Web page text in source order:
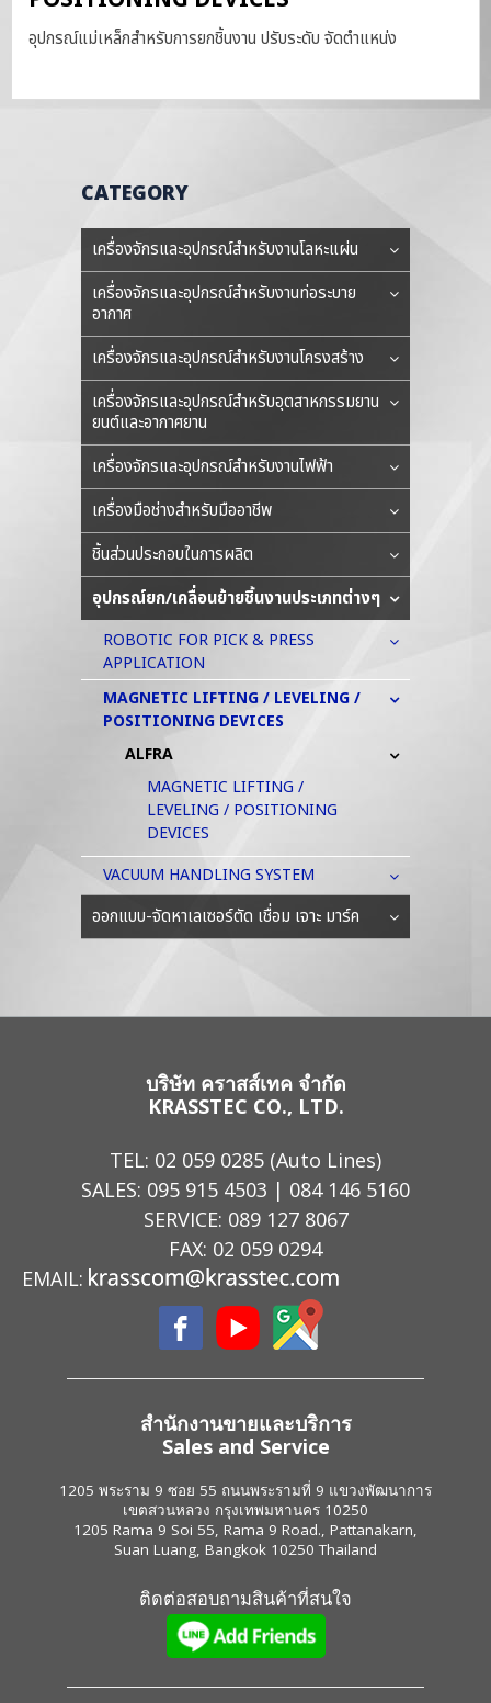
อุปกรณ์แม่เหล็กสำหรับการยกชิ้นงาน ปรับระดับ จัดตำแหน่ง
CATEGORY
เครื่องจักรและอุปกรณ์สำหรับงานโลหะแผ่น
เครื่องจักรและอุปกรณ์สำหรับงานท่อระบาย
อากาศ
เครื่องจักรและอุปกรณ์สำหรับงานโครงสร้าง
เครื่องจักรและอุปกรณ์สำหรับอุตสาหกรรมยาน
ยนต์และอากาศยาน
เครื่องจักรและอุปกรณ์สำหรับงานไฟฟ้า
เครื่องมือช่างสำหรับมืออาชีพ
ชิ้นส่วนประกอบในการผลิต
อุปกรณ์ยก/เคลื่อนย้ายชิ้นงานประเภทต่างๆ
ROBOTIC FOR PICK & PRESS
APPLICATION
MAGNETIC LIFTING / LEVELING /
POSITIONING DEVICES
ALFRA
MAGNETIC LIFTING /
LEVELING / POSITIONING
DEVICES
VACUUM HANDLING SYSTEM
ออกแบบ-จัดหาเลเซอร์ตัด เชื่อม เจาะ มาร์ค
บริษัท คราสส์เทค จำกัด
KRASSTEC CO., LTD.
TEL: 02 059 0285 (Auto Lines)
SALES: 095 915 4503 | 084 146 5160
SERVICE: 089 127 8067
FAX: 02 059 0294
EMAIL:
สำนักงานขายและบริการ
Sales and Service
1205 พระราม 9 ซอย 55 ถนนพระรามที่ 9 แขวงพัฒนาการ
เขตสวนหลวง กรุงเทพมหานคร 10250
1205 Rama 9 Soi 55, Rama 9 Road., Pattanakarn,
Suan Luang, Bangkok 10250 Thailand
ติดต่อสอบถามสินค้าที่สนใจ